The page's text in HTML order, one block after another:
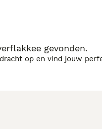
als huishond.
deze hond een speciale,
gevonden.
op en vind jouw